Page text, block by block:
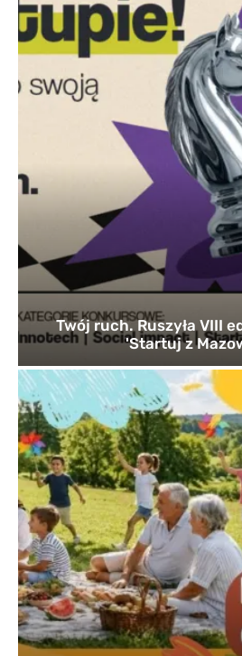
Twój ruch. Ruszyła VIII
'Startuj z